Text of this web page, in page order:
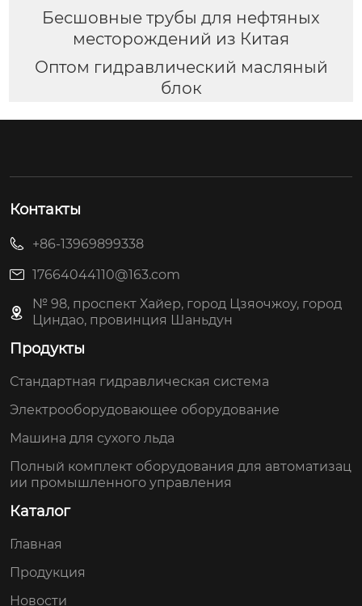
Бесшовные трубы для нефтяных
месторождений из Китая
Оптом гидравлический масляный
блок
Контакты
+86-13969899338
17664044110@163.com
№ 98, проспект Хайер, город Цзяочжоу, город
Циндао, провинция Шаньдун
Продукты
Стандартная гидравлическая система
Электрооборудовающее оборудование
Машина для сухого льда
Полный комплект оборудования для автоматизац
ии промышленного управления
Каталог
Главная
Продукция
Новости